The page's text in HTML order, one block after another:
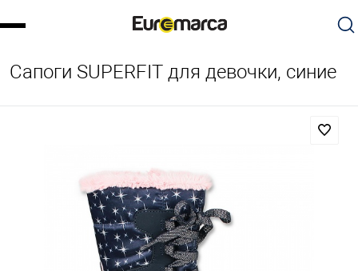
Сапоги SUPERFIT для девочки, синие